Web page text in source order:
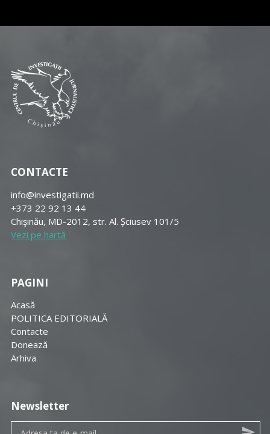
CONTACTE
info@investigatii.md
+373 22 92 13 44
Chişinău, MD-2012, str. Al. Șciusev 101/5
Vezi pe hartă
PAGINI
Acasă
POLITICA EDITORIALĂ
Contacte
Donează
Arhiva
Newsletter